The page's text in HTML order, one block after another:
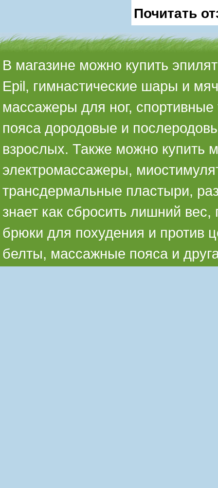
Почитать
В магазине можно купить
Epil, гимнастические шары и
массажеры для ног,
пояса дородовые и
взрослых. Также можно купить
электромассажеры,
трансдермальные пластыри,
знает как сбросить лишний
брюки для похудения и против
белты, массажные пояса и